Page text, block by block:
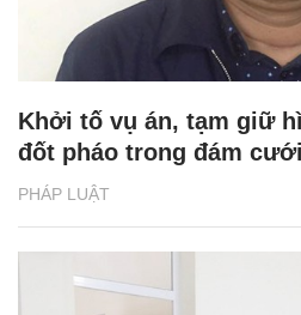
PHÁP LUẬT
Khởi tố vụ án, tạm giữ
đốt pháo trong đám